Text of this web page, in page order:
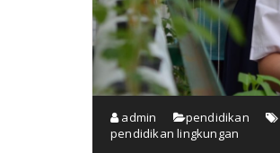
admin pendidikan
pendidikan lingkungan